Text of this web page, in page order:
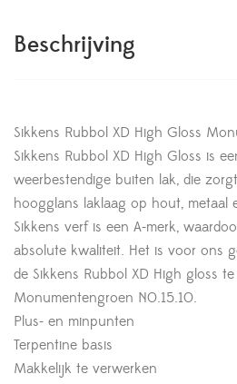
Beschrijving
Sikkens Rubbol XD High Gloss
Sikkens Rubbol XD High Gloss is
weerbestendige buiten lak, die
hoogglans laklaag op hout, metaal
Sikkens verf is een A-merk,
absolute kwaliteit. Het is voor ons
de Sikkens Rubbol XD High gloss
Monumentengroen N0.15.10.
Plus- en minpunten
Terpentine basis
Makkelijk te verwerken